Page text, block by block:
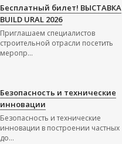
Бесплатный билет! ВЫСТАВКА
BUILD URAL 2026
Приглашаем специалистов
строительной отрасли посетить
меропр...
Безопасность и технические
инновации
Безопасность и технические
инновации в построении частных
до...